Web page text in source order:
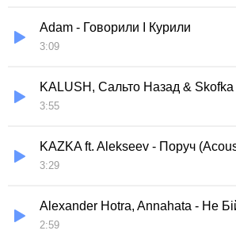
Adam - Говорили І Курили
3:09
KALUSH, Сальто Назад &
3:55
KAZKA ft. Alekseev - Поруч
3:29
Alexander Hotra, Annahata - Не
2:59